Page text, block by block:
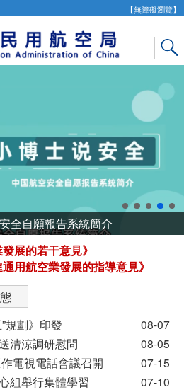
【無障礙瀏覽】
全自願報告系統簡介
展的若干意見》
用航空業發展的指導意見》
規劃》印發
08-07
清涼調研慰問
08-05
電視電話會議召開
07-15
組舉行集體學習
07-10